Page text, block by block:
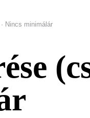
Nincs minimálár